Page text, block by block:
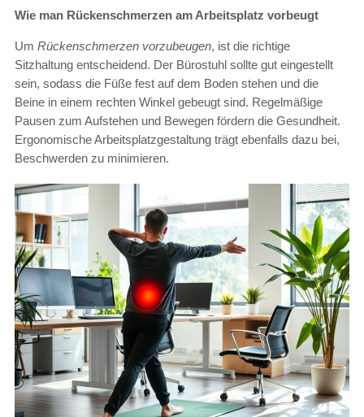
Wie man Rückenschmerzen am Arbeitsplatz vorbeugt
Um Rückenschmerzen vorzubeugen, ist die richtige
Sitzhaltung entscheidend. Der Bürostuhl sollte gut eingestellt
sein, sodass die Füße fest auf dem Boden stehen und die
Beine in einem rechten Winkel gebeugt sind. Regelmäßige
Pausen zum Aufstehen und Bewegen fördern die Gesundheit.
Ergonomische Arbeitsplatzgestaltung trägt ebenfalls dazu bei,
Beschwerden zu minimieren.